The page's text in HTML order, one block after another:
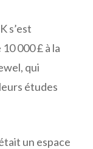
s’est
000 £ à la
qui
études
un espace